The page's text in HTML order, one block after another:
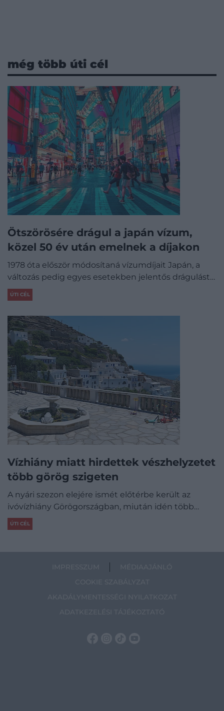
még több úti cél
Ötszörösére drágul a japán vízum,
közel 50 év után emelnek a díjakon
1978 óta először módosítaná vízumdíjait Japán, a
változás pedig egyes esetekben jelentős drágulást…
ÚTI CÉL
Vízhiány miatt hirdettek vészhelyzetet
több görög szigeten
A nyári szezon elejére ismét előtérbe került az
ivóvízhiány Görögországban, miután idén több…
ÚTI CÉL